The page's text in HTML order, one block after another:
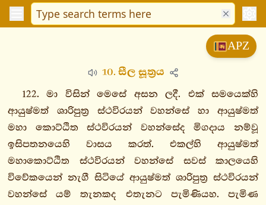
මජ්ඣිමනිකාය
සංයුත්තනිකාය
සගාථවග්ගො
නිදානවග්ගො
ඛන්ධකවග්ගො
1.
ඛන්ධසංයුත්තං
APZ
10. සීල සූත්‍රය
122. මා විසින් මෙසේ අසන ලදී. එක් සමයෙක්හි
ආයුෂ්මත් ශාරිපුත්‍ර ස්ථවිරයන් වහන්සේ හා ආයුෂ්මත්
මහා කොට්ඨිත ස්ථවිරයන් වහන්සේද මිගදාය නම්වූ
ඉසිපතනයෙහි වාසය කරත්. එකල්හි ආයුෂ්මත්
මහාකොට්ඨිත ස්ථවිරයන් වහන්සේ සවස් කාලයෙහි
විවේකයෙන් නැගී සිටියේ ආයුෂ්මත් ශාරිපුත්‍ර ස්ථවිරයන්
වහන්සේ යම් තැනකද එතැනට පැමිණියහ. පැමිණ